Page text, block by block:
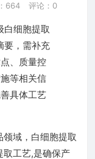
664 评论：0
白细胞提取
要，需补充
、质量控
等相关信
具体工艺
域，白细胞提取
取工艺,是确保产